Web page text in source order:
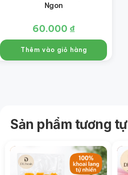
Ngon
60.000 ₫
Thêm vào giỏ hàng
Sản phẩm tương tự